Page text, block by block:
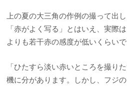
上の夏の大三角の作例の撮って出
「赤がよく写る」とはいえ、実際
よりも若干赤の感度が低いくらいで
「ひたすら淡い赤いところを撮り
機に分があります。しかし、フジ